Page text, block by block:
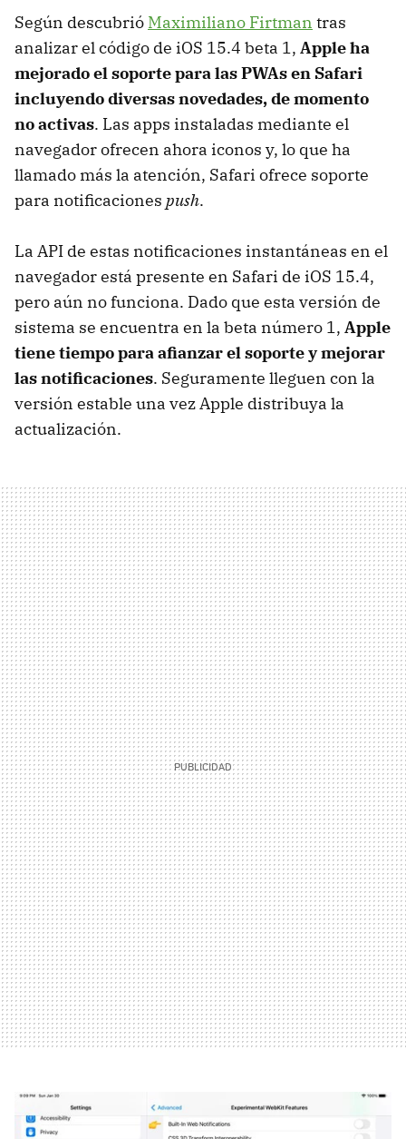
Según descubrió Maximiliano Firtman tras
analizar el código de iOS 15.4 beta 1, Apple ha
mejorado el soporte para las PWAs en Safari
incluyendo diversas novedades, de momento
no activas. Las apps instaladas mediante el
navegador ofrecen ahora iconos y, lo que ha
llamado más la atención, Safari ofrece soporte
para notificaciones push.
La API de estas notificaciones instantáneas en el
navegador está presente en Safari de iOS 15.4,
pero aún no funciona. Dado que esta versión de
sistema se encuentra en la beta número 1, Apple
tiene tiempo para afianzar el soporte y mejorar
las notificaciones. Seguramente lleguen con la
versión estable una vez Apple distribuya la
actualización.